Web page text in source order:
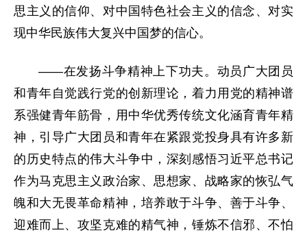
思主义的信仰、对中国特色社会主义的信念、对实
现中华民族伟大复兴中国梦的信心。
——在发扬斗争精神上下功夫。动员广大团员
和青年自觉践行党的创新理论，着力用党的精神谱
系强健青年筋骨，用中华优秀传统文化涵育青年精
神，引导广大团员和青年在紧跟党投身具有许多新
的历史特点的伟大斗争中，深刻感悟习近平总书记
作为马克思主义政治家、思想家、战略家的恢弘气
魄和大无畏革命精神，培养敢于斗争、善于斗争、
迎难而上、攻坚克难的精气神，锤炼不信邪、不怕